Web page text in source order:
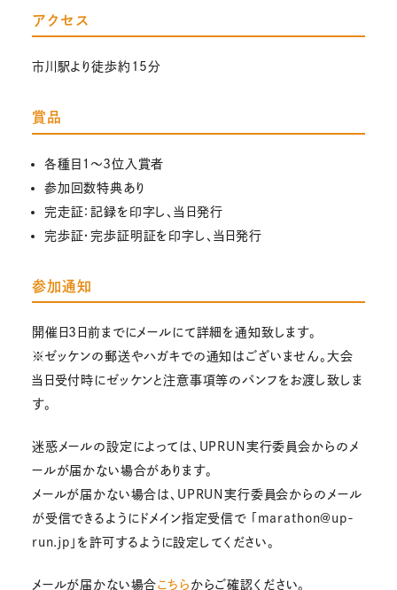
アクセス
市川駅より徒歩約15分
賞品
各種目１～3位入賞者
参加回数特典あり
完走証：記録を印字し、当日発行
完歩証・完歩証明証を印字し、当日発行
参加通知
開催日3日前までにメールにて詳細を通知致します。
※ゼッケンの郵送やハガキでの通知はございません。大会
当日受付時にゼッケンと注意事項等のパンフをお渡し致しま
す。
迷惑メールの設定によっては、UPRUN実行委員会からのメ
ールが届かない場合があります。
メールが届かない場合は、UPRUN実行委員会からのメール
が受信できるようにドメイン指定受信で 「marathon@up-
run.jp」を許可するように設定してください。
メールが届かない場合こちら からご確認ください。